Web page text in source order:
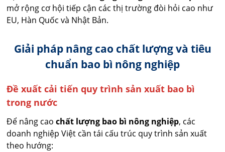
mở rộng cơ hội tiếp cận các thị trường đòi hỏi cao như
EU, Hàn Quốc và Nhật Bản.
Giải pháp nâng cao chất lượng và tiêu
chuẩn bao bì nông nghiệp
Đề xuất cải tiến quy trình sản xuất bao bì
trong nước
Để nâng caochất lượng bao bì nông nghiệp, các
doanh nghiệp Việt cần tái cấu trúc quy trình sản xuất
theo hướng: